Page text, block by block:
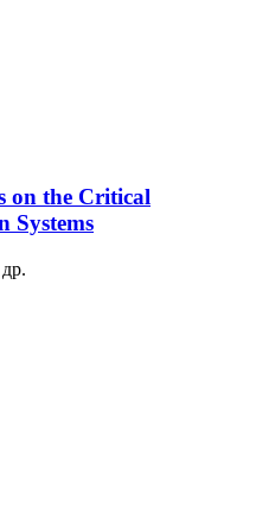
on the Critical
Systems